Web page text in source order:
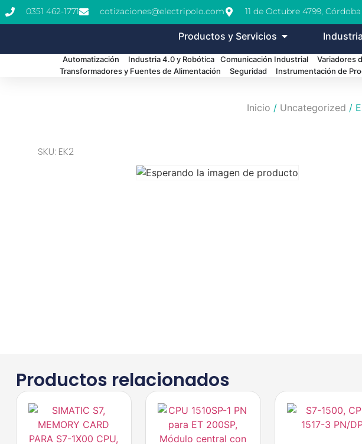
0351 462-1771 cotizaciones@electripolo.com 11 de Octubre 4799, Córdoba
Productos y Servicios
Automatización Industria 4.0 y Robótica Comunicación Industrial Variadores
Transformadores y Fuentes de Alimentación
Seguridad Instrumentación de
Inicio / Uncategorized /
SKU: EK2
Productos relacionados